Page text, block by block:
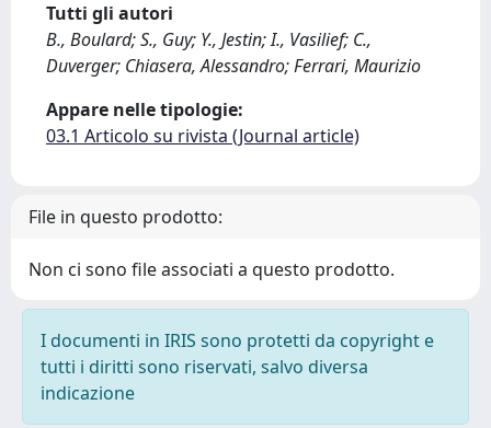
Tutti gli autori
B., Boulard; S., Guy; Y., Jestin; I., Vasilief; C.,
Duverger; Chiasera, Alessandro; Ferrari, Maurizio
Appare nelle tipologie:
03.1 Articolo su rivista (Journal article)
File in questo prodotto:
Non ci sono file associati a questo prodotto.
I documenti in IRIS sono protetti da copyright e
tutti i diritti sono riservati, salvo diversa
indicazione